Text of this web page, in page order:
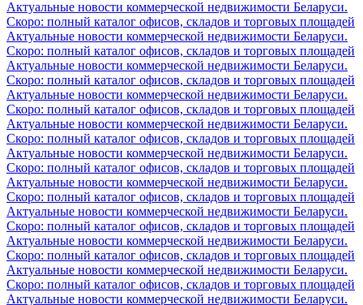
Актуальные новости коммерческой недвижимости Беларуси.
Скоро: полный каталог офисов, складов и торговых площадей
Актуальные новости коммерческой недвижимости Беларуси.
Скоро: полный каталог офисов, складов и торговых площадей
Актуальные новости коммерческой недвижимости Беларуси.
Скоро: полный каталог офисов, складов и торговых площадей
Актуальные новости коммерческой недвижимости Беларуси.
Скоро: полный каталог офисов, складов и торговых площадей
Актуальные новости коммерческой недвижимости Беларуси.
Скоро: полный каталог офисов, складов и торговых площадей
Актуальные новости коммерческой недвижимости Беларуси.
Скоро: полный каталог офисов, складов и торговых площадей
Актуальные новости коммерческой недвижимости Беларуси.
Скоро: полный каталог офисов, складов и торговых площадей
Актуальные новости коммерческой недвижимости Беларуси.
Скоро: полный каталог офисов, складов и торговых площадей
Актуальные новости коммерческой недвижимости Беларуси.
Скоро: полный каталог офисов, складов и торговых площадей
Актуальные новости коммерческой недвижимости Беларуси.
Скоро: полный каталог офисов, складов и торговых площадей
Актуальные новости коммерческой недвижимости Беларуси.